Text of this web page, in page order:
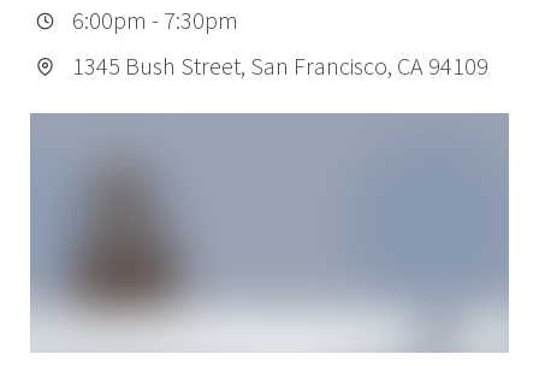
6:00pm - 7:30pm
1345 Bush Street, San Francisco, CA 94109